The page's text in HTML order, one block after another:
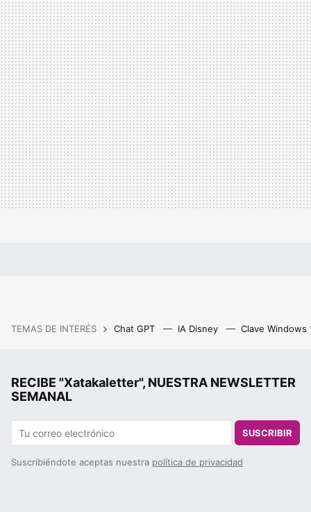
TEMAS DE INTERÉS Chat GPT IA Disney Clave Windows
RECIBE "Xatakaletter", NUESTRA NEWSLETTER
SEMANAL
SUSCRIBIR
Suscribiéndote aceptas nuestra política de privacidad